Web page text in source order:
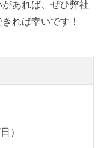
ークなど主要な構
上ビハインドし
み
全てコードレビュ
している
べき」という価値
日常的に実施して
あれば、ぜひ弊社
れば幸いです！
）